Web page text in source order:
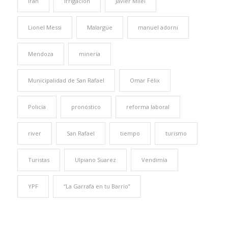
Lionel Messi Malargüe manuel adorni
Mendoza minería
Municipalidad de San Rafael Omar Félix
Policía pronóstico reforma laboral
river San Rafael tiempo turismo
Turistas Ulpiano Suarez Vendimia
YPF “La Garrafa en tu Barrio”